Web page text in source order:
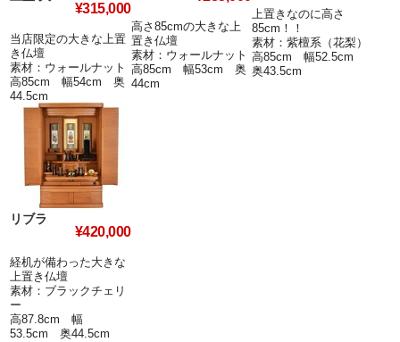
¥315,000
当店限定の大きな上置
き仏壇
素材：ウォールナット
高85cm 幅54cm 奥
44.5cm
高さ85cmの大きな上
置き仏壇
素材：ウォールナット
高85cm 幅53cm 奥
44cm
上置きなのに高さ
85cm！！
素材：紫檀系（花梨）
高85cm 幅52.5cm
奥43.5cm
リブラ
¥420,000
経机が備わった大きな
上置き仏壇
素材：ブラックチェリ
ー
高87.8cm 幅
53.5cm 奥44.5cm